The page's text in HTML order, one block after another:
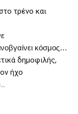
τρένο και
κόσμος…
δημοφιλής,
ήχο